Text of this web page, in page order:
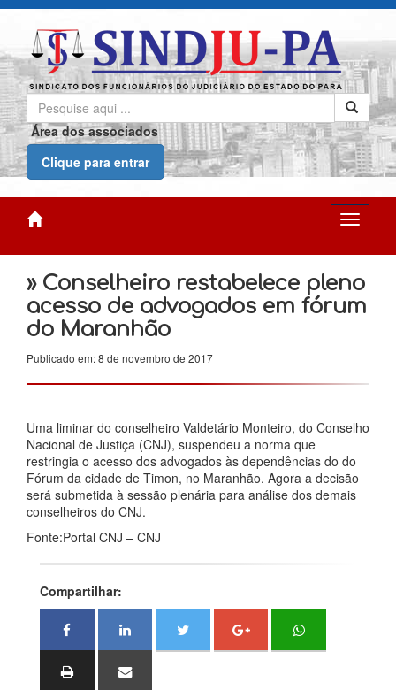
Área dos associados
Clique para entrar
» Conselheiro restabelece pleno
acesso de advogados em fórum
do Maranhão
Publicado em: 8 de novembro de 2017
Uma liminar do conselheiro Valdetário Monteiro, do Conselho
Nacional de Justiça (CNJ), suspendeu a norma que
restringia o acesso dos advogados às dependências do do
Fórum da cidade de Timon, no Maranhão. Agora a decisão
será submetida à sessão plenária para análise dos demais
conselheiros do CNJ.
Fonte:Portal CNJ – CNJ
Compartilhar: